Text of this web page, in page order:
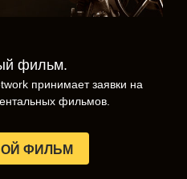
фильм.
принимает заявки на
фильмов.
ФИЛЬМ